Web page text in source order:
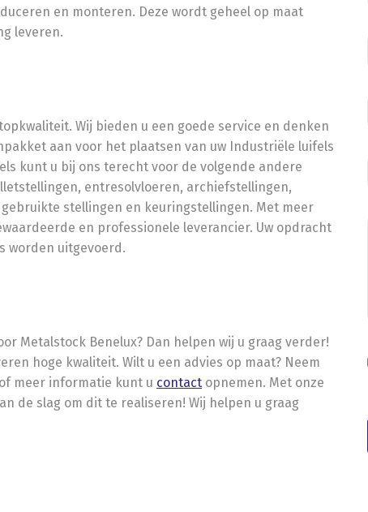
en monteren. Deze wordt geheel op maat
leveren.
Wij bieden u een goede service en denken
aan voor het plaatsen van uw Industriële luifels
kunt u bij ons terecht voor de volgende andere
entresolvloeren, archiefstellingen,
stellingen en keuringstellingen. Met meer
en professionele leverancier. Uw opdracht
worden uitgevoerd.
Metalstock Benelux? Dan helpen wij u graag verder!
hoge kwaliteit. Wilt u een advies op maat? Neem
meer informatie kunt u contact opnemen. Met onze
de slag om dit te realiseren! Wij helpen u graag